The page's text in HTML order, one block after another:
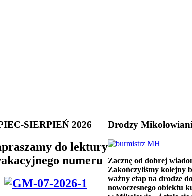
SIERPIEŃ 2026
do lektury
numeru
Drodzy
Zacznę od dobrej
Zakończyliśmy kolejny
ważny etap na drodze
nowoczesnego obiektu